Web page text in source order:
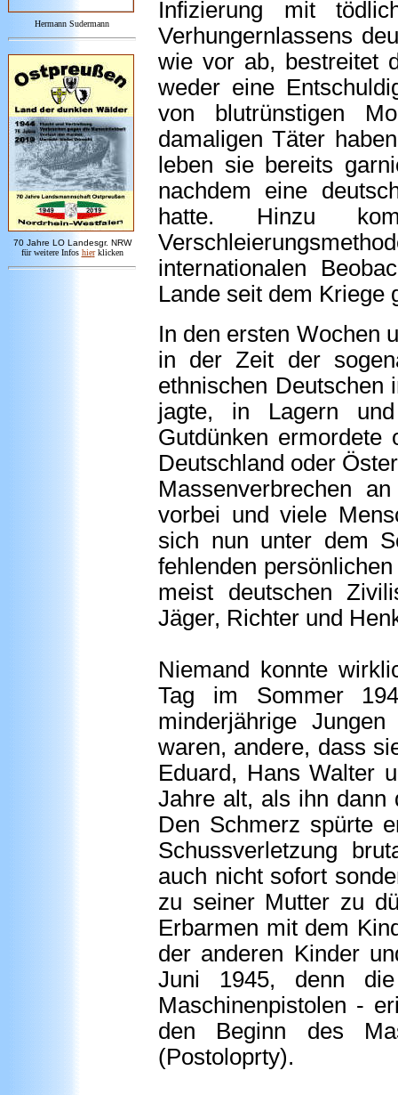
Hermann Sudermann
70 Jahre LO Landesgr. NRW
für weitere Infos hier klicken
Infizierung mit
Verhungernlassens
wie vor ab, bestreitet
weder eine
von blutrünstigen
damaligen Täter
leben sie bereits
nachdem eine
hatte. Hinzu
internationalen
Lande seit dem Kriege
In den ersten Wochen
in der Zeit der
ethnischen Deutschen
jagte, in Lagern
Gutdünken ermordete
Deutschland oder
Massenverbrechen
vorbei und viele
sich nun unter dem
fehlenden
meist deutschen
Jäger, Richter und
Niemand konnte
Tag im Sommer
minderjährige
waren, andere, dass
Eduard, Hans Walter
Jahre alt, als ihn dann
Den Schmerz spürte
Schussverletzung
auch nicht sofort
zu seiner Mutter zu
Erbarmen mit dem
der anderen Kinder
Juni 1945, denn
Maschinenpistolen -
den Beginn des
(Postoloprty).